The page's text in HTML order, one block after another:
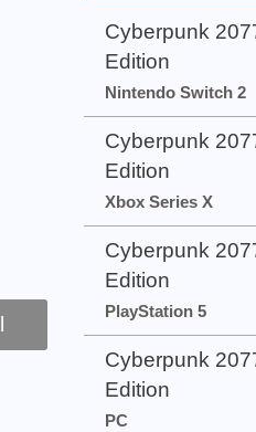
Cyberpunk
Edition
Nintendo Switch 2
Cyberpunk
Edition
Xbox Series X
Cyberpunk
Edition
PlayStation 5
Cyberpunk
Edition
PC